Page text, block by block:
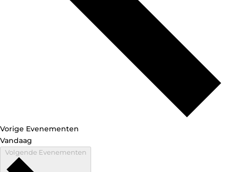
Vorige Evenementen
Vandaag
Volgende Evenementen